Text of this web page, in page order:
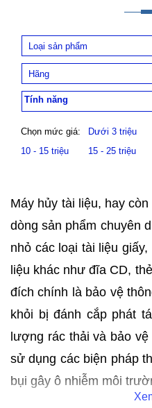
Tính năng
Chọn mức giá: Dưới 3 triệu
10 - 15 triệu
15 - 25 triệu
Máy hủy tài liệu, hay
dòng sản phẩm chuyên
nhỏ các loại tài liệu
liệu khác như đĩa CD,
đích chính là bảo vệ
khỏi bị đánh cắp phát
lượng rác thải và bảo
sử dụng các biện pháp
bụi gây ô nhiễm môi